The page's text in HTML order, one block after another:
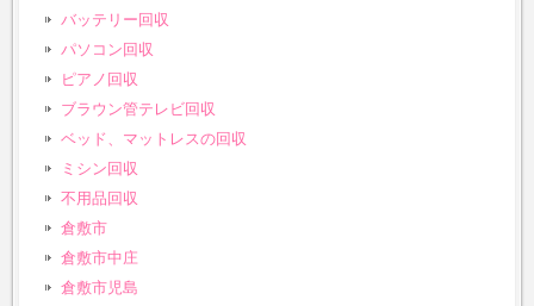
バッテリー回収
パソコン回収
ピアノ回収
ブラウン管テレビ回収
ベッド、マットレスの回収
ミシン回収
不用品回収
倉敷市
倉敷市中庄
倉敷市児島